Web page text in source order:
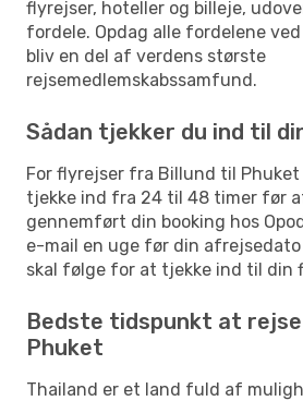
flyrejser, hoteller og billeje,
fordele. Opdag alle fordelene ved
bliv en del af verdens største
rejsemedlemskabssamfund.
Sådan tjekker du ind til
For flyrejser fra Billund til
tjekke ind fra 24 til 48 timer før
gennemført din booking hos
e-mail en uge før din
skal følge for at tjekke ind til din
Bedste tidspunkt at
Phuket
Thailand er et land fuld af